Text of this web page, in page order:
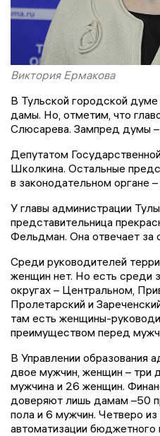
Виктория Ермакова
В Тульской городской думе
дамы. Но, отметим, что
Слюсарева. Зампред думы
Депутатом
Школкина. Остальные
в законодательном органе
У главы администрации
представительница
Фельдман. Она отвечает за
Среди руководителей
женщин нет. Но есть среди
округах – Центральном,
Пролетарский и
там есть женщины-
преимуществом перед
В Управлении образования
двое мужчин, женщин – три
мужчина и 26 женщин.
доверяют лишь дамам –50
пола и 6 мужчин. Четверо
автоматизации